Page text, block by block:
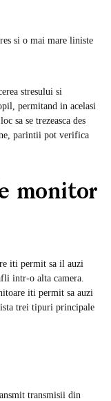
si o mai mare liniste
stresului si
permitand in acelasi
sa se trezeasca des
parintii pot verifica
monitor
iti permit sa il auzi
intr-o alta camera.
iti permit sa auzi
trei tipuri principale
transmisii din